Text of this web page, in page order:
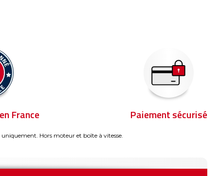
France Paiement sécurisé
Hors moteur et boîte à vitesse.